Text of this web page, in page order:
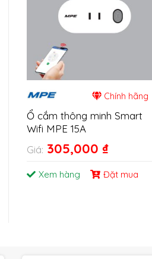
Chính hãng
Ổ cắm thông minh Smart
Wifi MPE 15A
Giá: 305,000 ₫
Xem hàng Đặt mua